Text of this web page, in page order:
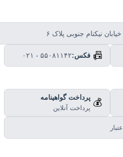
نیکنام جنوبی پلاک ۶
📠 فکس:۰۲۱ - ۵۵۰۸۱۱۴۲
💰 پرداخت گواهینامه
پرداخت آنلاین